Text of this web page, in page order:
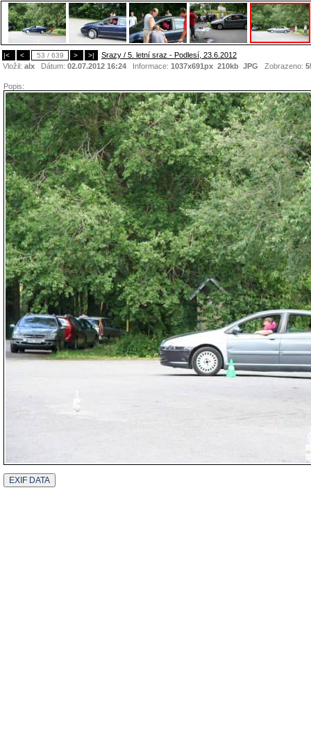
|< < 53 / 639 > >|
Srazy / 5. letní sraz - Podlesí, 23.6.2012
Vložil: alx Dátum: 02.07.2012 16:24 Informace: 1037x691px 210kb JPG Zobrazeno:
Popis: